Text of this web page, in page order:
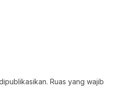
Ruas yang wajib